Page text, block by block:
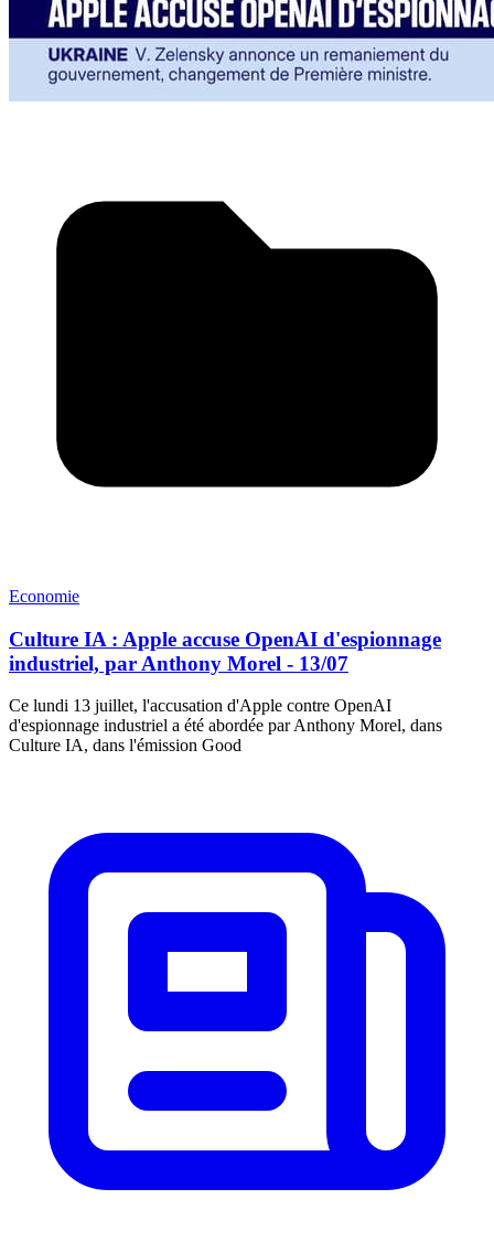
Economie
Culture IA : Apple accuse OpenAI d'espionnage
industriel, par Anthony Morel - 13/07
Ce lundi 13 juillet, l'accusation d'Apple contre OpenAI
d'espionnage industriel a été abordée par Anthony Morel, dans
Culture IA, dans l'émission Good